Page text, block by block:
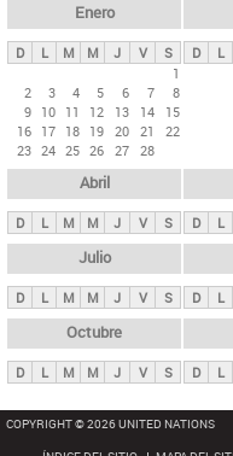
ds
p
n
i
p
a
l
s
Enero
D L M M J V
S
1
2
3 4 5 6 7
8
9 10 11 12 13 14
15
16 17 18 19 20 21
22
23 24 25 26 27 28
D L
Abril
D L M M J V S D L
Julio
D L M M J V S D L
Octubre
D L M M J V S D L
COPYRIGHT © 2026 UNITED NATIONS